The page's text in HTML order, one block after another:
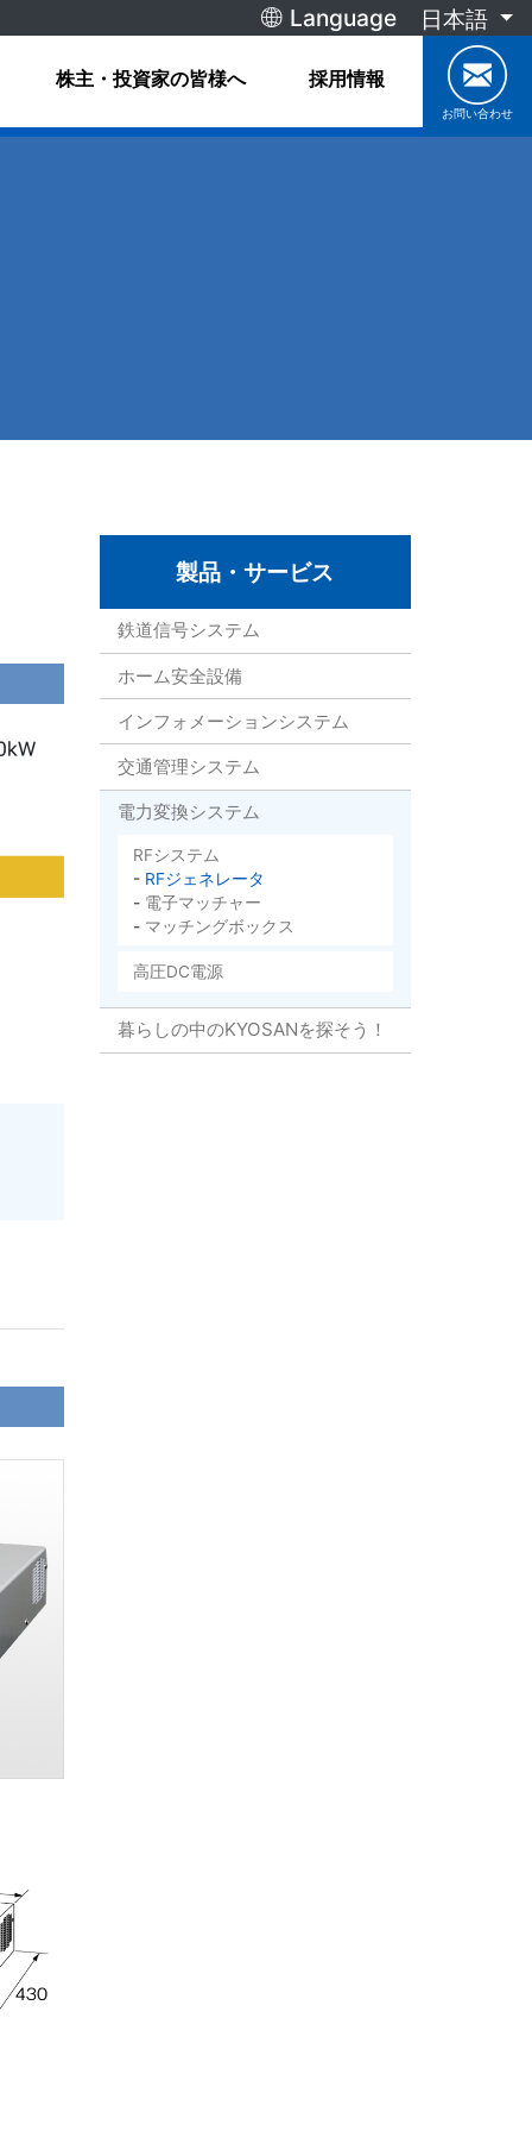
Language 日本語
株主・投資家の皆様へ 採用情報
お問い合わせ
製品・サービス
鉄道信号システム
ホーム安全設備
インフォメーションシステム
交通管理システム
電力変換システム
RFシステム
RFジェネレータ
電子マッチャー
マッチングボックス
高圧DC電源
暮らしの中のKYOSANを探そう！